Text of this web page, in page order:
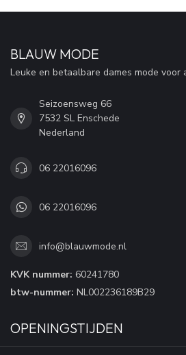
BLAUW MODE
Leuke en betaalbare dames mode voor
Seizoensweg 66
7532 SL Enschede
Nederland
06 22016096
06 22016096
info@blauwmode.nl
KVK nummer: 60241780
btw-nummer: NL002236189B29
OPENINGSTIJDEN